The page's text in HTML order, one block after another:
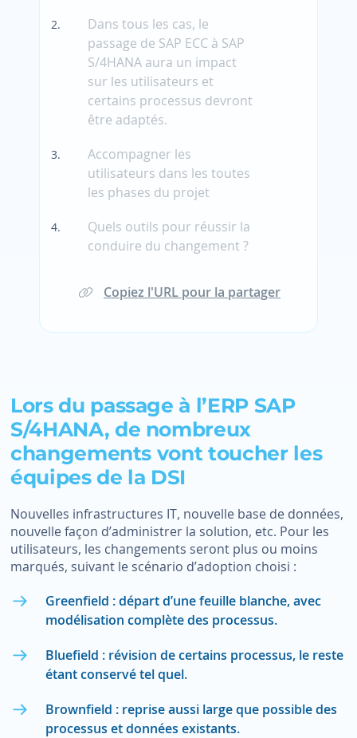
Dans tous les cas, le
passage de SAP ECC à SAP
S/4HANA aura un impact
sur les utilisateurs et
certains processus devront
être adaptés.
Accompagner les
utilisateurs dans les toutes
les phases du projet
Quels outils pour réussir la
conduire du changement ?
Copiez l'URL pour la partager
Lors du passage à l’ERP SAP
S/4HANA, de nombreux
changements vont toucher les
équipes de la DSI
Nouvelles infrastructures IT, nouvelle base de données,
nouvelle façon d’administrer la solution, etc. Pour les
utilisateurs, les changements seront plus ou moins
marqués, suivant le scénario d’adoption choisi :
Greenfield : départ d’une feuille blanche, avec
modélisation complète des processus.
Bluefield : révision de certains processus, le reste
étant conservé tel quel.
Brownfield : reprise aussi large que possible des
processus et données existants.